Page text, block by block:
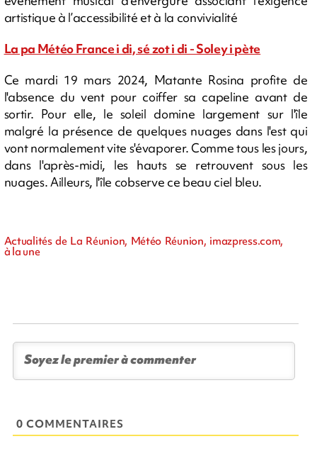
artistique à l’accessibilité et à la convivialité
La pa Météo France i di, sé zot i di - Soley i pète
Ce mardi 19 mars 2024, Matante Rosina profite de
l'absence du vent pour coiffer sa capeline avant de
sortir. Pour elle, le soleil domine largement sur l'île
malgré la présence de quelques nuages dans l'est qui
vont normalement vite s'évaporer. Comme tous les jours,
dans l'après-midi, les hauts se retrouvent sous les
nuages. Ailleurs, l'île cobserve ce beau ciel bleu.
Actualités de La Réunion, Météo Réunion, imazpress.com,
à la une
0 COMMENTAIRES